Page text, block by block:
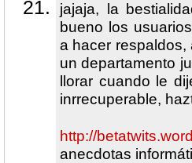
jajaja, la
bueno los
a hacer
un departamento
llorar cuando le
inrrecuperable,
http://
anecdotas